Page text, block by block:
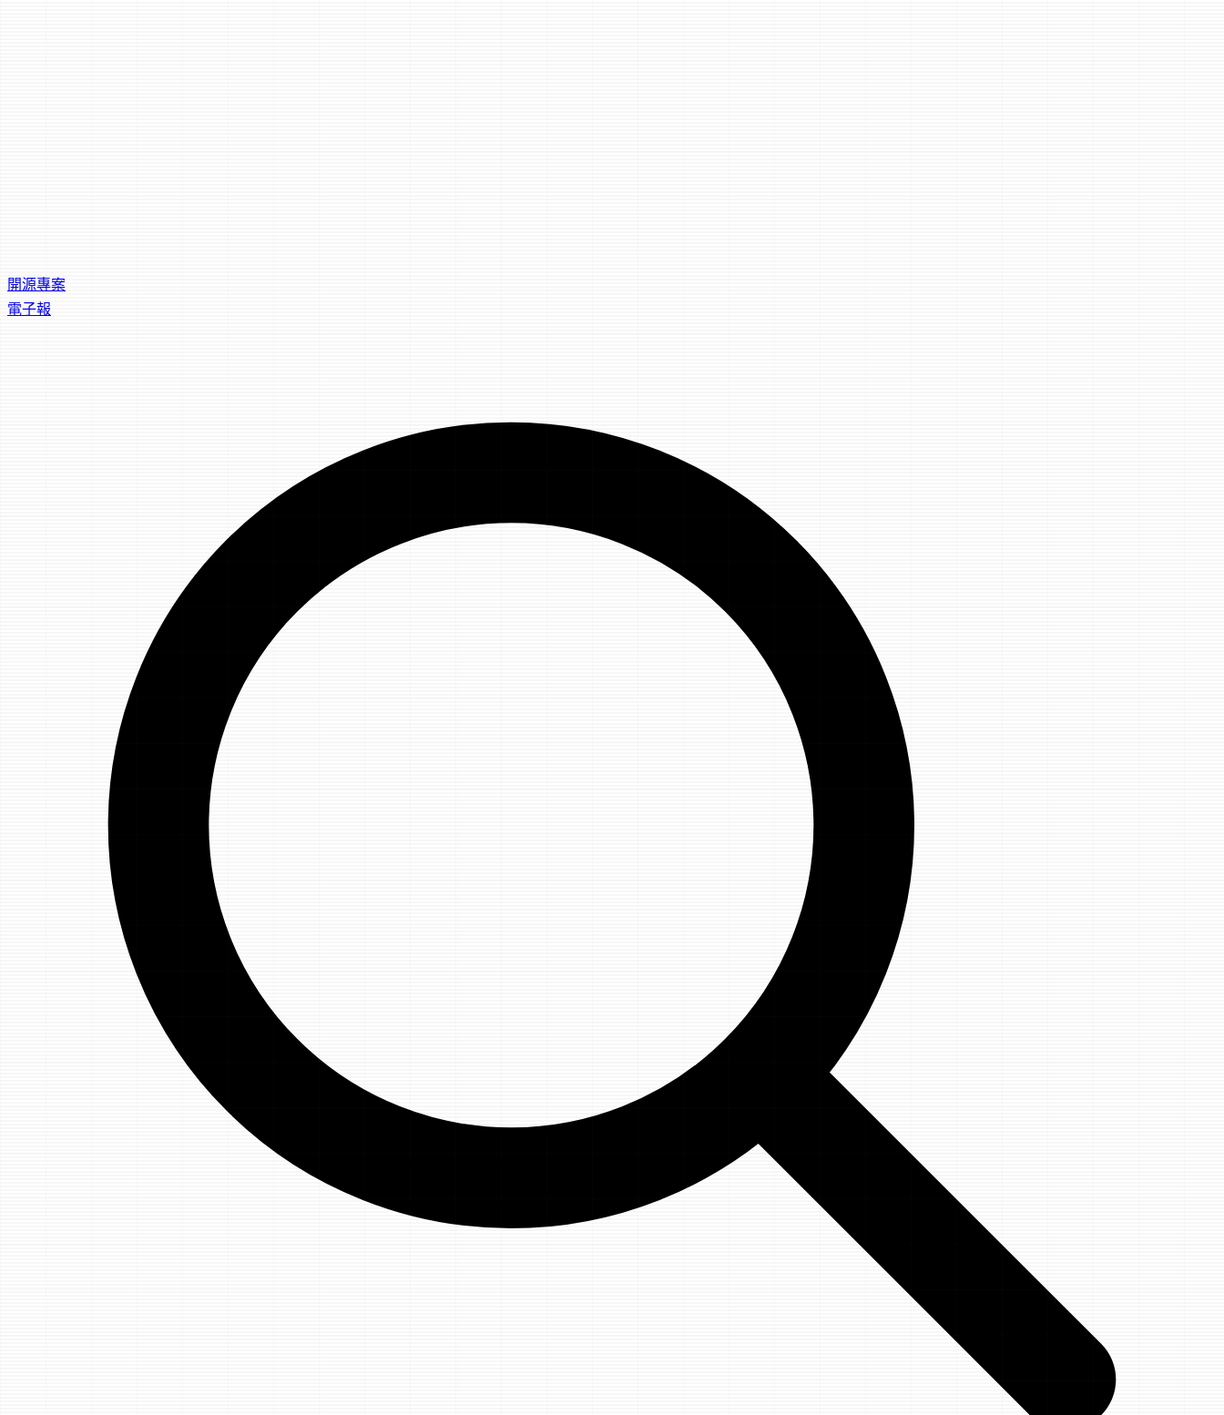
開源專案
電子報